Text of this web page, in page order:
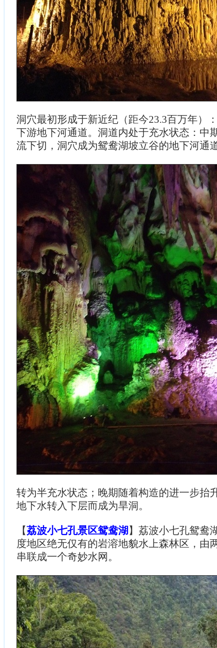
洞穴最初形成于新近纪（距今23.3百万年）
下游地下河通道。洞道内处于充水状态：中
流下切，洞穴成为鸳鸯湖坡立谷的地下河通
转为半充水状态；晚期随着构造的进一步抬
地下水转入下层而成为旱洞。
【荔波小七孔景区鸳鸯湖 】荔波小七孔鸳鸯
度地区绝无仅有的岩溶地貌水上森林区，由
串联成一个奇妙水网。